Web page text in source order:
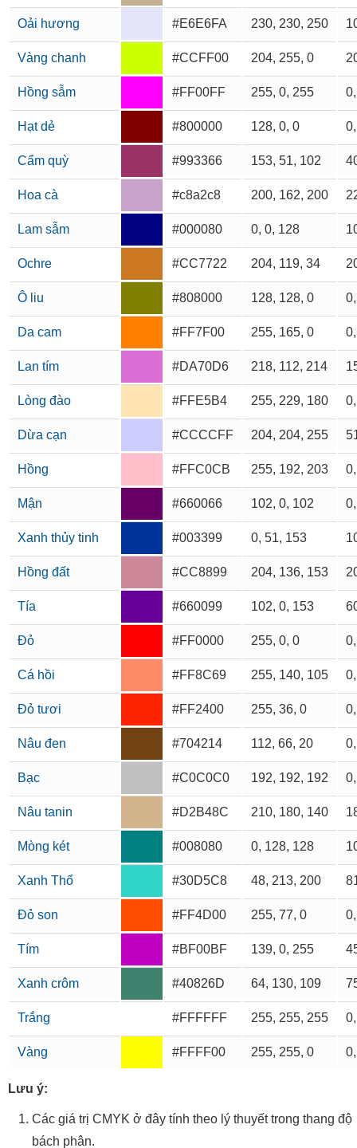
Oải hương #E6E6FA 230, 230, 250
Vàng chanh #CCFF00 204, 255, 0
Hồng sẫm #FF00FF 255, 0, 255
Hạt dẻ #800000 128, 0, 0
Cẩm quỳ #993366 153, 51, 102
Hoa cà #c8a2c8 200, 162, 200
Lam sẫm #000080 0, 0, 128
Ochre #CC7722 204, 119, 34
Ô liu #808000 128, 128, 0
Da cam #FF7F00 255, 165, 0
Lan tím #DA70D6 218, 112, 214
Lòng đào #FFE5B4 255, 229, 180
Dừa cạn #CCCCFF 204, 204, 255
Hồng #FFC0CB 255, 192, 203
Mận #660066 102, 0, 102
Xanh thủy tinh #003399 0, 51, 153
Hồng đất #CC8899 204, 136, 153
Tía #660099 102, 0, 153
Đỏ #FF0000 255, 0, 0
Cá hồi #FF8C69 255, 140, 105
Đỏ tươi #FF2400 255, 36, 0
Nâu đen #704214 112, 66, 20
Bạc #C0C0C0 192, 192, 192
Nâu tanin #D2B48C 210, 180, 140
Mòng két #008080 0, 128, 128
Xanh Thổ #30D5C8 48, 213, 200
Đỏ son #FF4D00 255, 77, 0
Tím #BF00BF 139, 0, 255
Xanh crôm #40826D 64, 130, 109
Trắng #FFFFFF 255, 255, 255
Vàng #FFFF00 255, 255, 0
Lưu ý:
Các giá trị CMYK ở đây tính theo lý thuyết trong thang độ
bách phân.